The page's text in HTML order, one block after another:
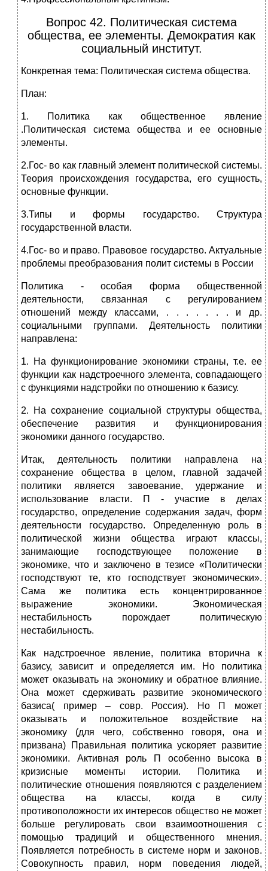
Вопрос 42. Политическая система
общества, ее элементы. Демократия как
социальный институт.
Конкретная тема: Политическая система общества.
План:
1. Политика как общественное явление
.Политическая система общества и ее основные
элементы.
2.Гос- во как главный элемент политической системы.
Теория происхождения государства, его сущность,
основные функции.
3.Типы и формы государство. Структура
государственной власти.
4.Гос- во и право. Правовое государство. Актуальные
проблемы преобразования полит системы в России
Политика - особая форма общественной
деятельности, связанная с регулированием
отношений между классами, . . . . . . . и др.
социальными группами. Деятельность политики
направлена:
1. На функционирование экономики страны, т.е. ее
функции как надстроечного элемента, совпадающего
с функциями надстройки по отношению к базису.
2. На сохранение социальной структуры общества,
обеспечение развития и функционирования
экономики данного государство.
Итак, деятельность политики направлена на
сохранение общества в целом, главной задачей
политики является завоевание, удержание и
использование власти. П - участие в делах
государство, определение содержания задач, форм
деятельности государство. Определенную роль в
политической жизни общества играют классы,
занимающие господствующее положение в
экономике, что и заключено в тезисе «Политически
господствуют те, кто господствует экономически».
Сама же политика есть концентрированное
выражение экономики. Экономическая
нестабильность порождает политическую
нестабильность.
Как надстроечное явление, политика вторична к
базису, зависит и определяется им. Но политика
может оказывать на экономику и обратное влияние.
Она может сдерживать развитие экономического
базиса( пример – совр. Россия). Но П может
оказывать и положительное воздействие на
экономику (для чего, собственно говоря, она и
призвана) Правильная политика ускоряет развитие
экономики. Активная роль П особенно высока в
кризисные моменты истории. Политика и
политические отношения появляются с разделением
общества на классы, когда в силу
противоположности их интересов общество не может
больше регулировать свои взаимоотношения с
помощью традиций и общественного мнения.
Появляется потребность в системе норм и законов.
Совокупность правил, норм поведения людей,